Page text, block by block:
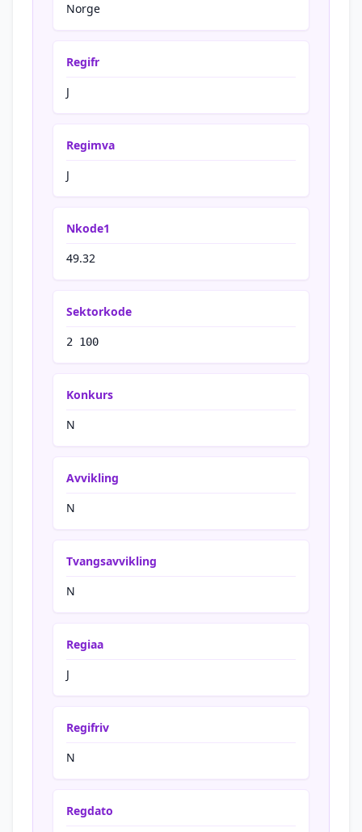
Norge
Regifr
J
Regimva
J
Nkode1
49.32
Sektorkode
2 100
Konkurs
N
Avvikling
N
Tvangsavvikling
N
Regiaa
J
Regifriv
N
Regdato